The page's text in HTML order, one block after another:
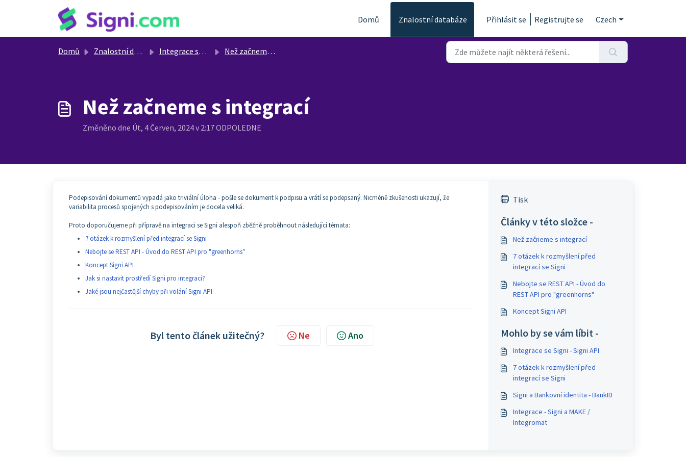
Přeskočit na hlavní obsah
Domů
Znalostní databáze Přihlásit se Registrujte se Czech
Domů Znalostní databáze Integrace se Signi - Signi API Než začneme s integrací
Než začneme s integrací
Změněno dne Út, 4 Červen, 2024 v 2:17 ODPOLEDNE
Podepisování dokumentů vypadá jako triviální úloha - pošle se dokument k podpisu a vrátí se podepsaný. Nicméně zkušenosti ukazují, že
variabilita procesů spojených s podepisováním je docela veliká.
Proto doporučujeme při přípravě na integraci se Signi alespoň zběžně proběhnout následující témata:
7 otázek k rozmyšlení před integrací se Signi
Nebojte se REST API - Úvod do REST API pro "greenhorns"
Koncept Signi API
Jak si nastavit prostředí Signi pro integraci?
Jaké jsou nejčastější chyby při volání Signi API
Byl tento článek užitečný? Ne Ano
Tisk
Články v této složce -
Než začneme s integrací
7 otázek k rozmyšlení před
integrací se Signi
Nebojte se REST API - Úvod do
REST API pro "greenhorns"
Koncept Signi API
Mohlo by se vám líbit -
Integrace se Signi - Signi API
7 otázek k rozmyšlení před
integrací se Signi
Signi a Bankovní identita - BankID
Integrace - Signi a MAKE /
Integromat